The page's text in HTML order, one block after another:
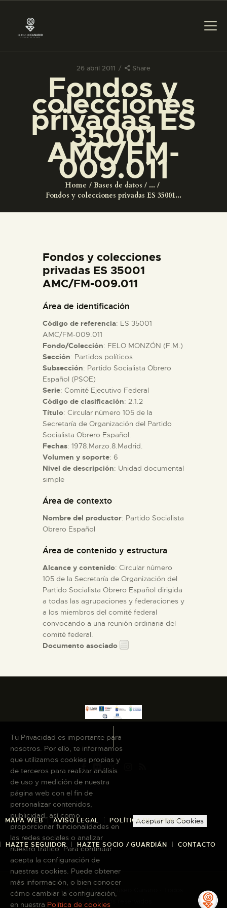
26 abril 2011 Share
Fondos y
colecciones
privadas ES
35001
AMC/FM-
009.011
Home Bases de datos
...
Fondos y colecciones privadas ES 35001...
PREPARAR LA VISITA
ACTIVIDADES
█
EL MUSEO
ESPAÑOL
ACTIVIDADES
█
EL MUSEO
COLECCIONES
DIDÁCTICA
ESPAÑOL
Fondos y colecciones
privadas ES 35001
AMC/FM-009.011
Área de identificación
Código de referencia: ES 35001
AMC/FM-009.011
Fondo/Colección: FELO MONZÓN (F.M.)
Sección: Partidos políticos
Subsección: Partido Socialista Obrero
Español (PSOE)
Serie: Comité Ejecutivo Federal
Código de clasificación: 2.1.2
Título: Circular número 105 de la
Secretaría de Organización del Partido
Socialista Obrero Español.
Fechas: 1978.Marzo.8.Madrid.
Volumen y soporte: 6
Nivel de descripción: Unidad documental
simple
Área de contexto
Nombre del productor: Partido Socialista
Obrero Español
Área de contenido y estructura
Alcance y contenido: Circular número
105 de la Secretaría de Organización del
Partido Socialista Obrero Español dirigida
a todas las agrupaciones y federaciones y
a los miembros del comité federal
convocando a una reunión ordinaria del
comité federal.
Documento asociado
MAPA WEB AVISO LEGAL POLÍTICA DE COOKIES
HAZTE SEGUIDOR HAZTE SOCIO / GUARDIÁN CONTACTO
Copyright © 2026 El Museo Canario · Todos
los derechos reservados
Tu Privacidad es importante para
nosotros. Por ello, te informamos
que utilizamos cookies propias y
de terceros para realizar análisis
de uso y medición de nuestra
página web con el fin de
personalizar contenidos,
publicidad, así como
proporcionar funcionalidades en
las redes sociales o analizar
nuestro tráfico. Para continuar
acepta la configuración de
nuestras cookies. Puede obtener
más información, o bien conocer
cómo cambiar la configuración,
en nuestra Política de cookies
Aceptar las Cookies